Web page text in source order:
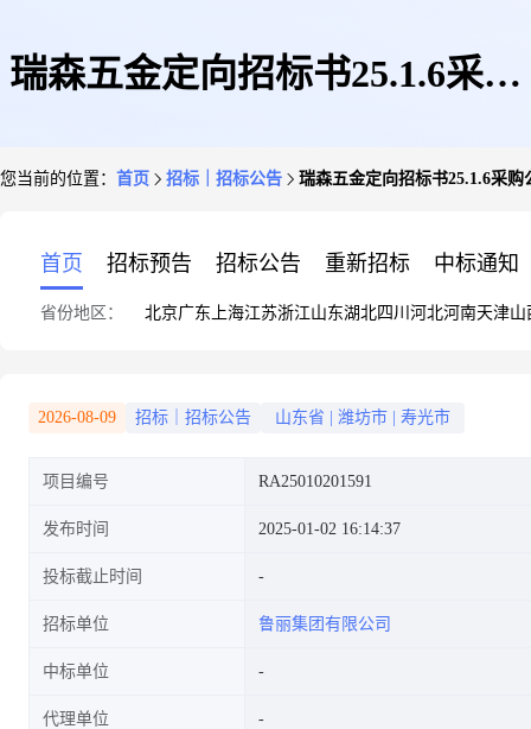
瑞森五金定向招标书25.1.6采购
您当前的位置： 首页 招标｜招标公告 瑞森五金定向招标书25.1.6采
首页 招标预告 招标公告 重新招标 中标通知
省份地区： 北京广东 上海江苏浙江山东湖北四川 河北河南天津山
2026-08-09 招标｜招标公告 山东省 潍坊市 寿光市
项目编号 RA25010201591
发布时间 2025-01-02 16:14:37
投标截止时间
招标单位 鲁丽集团有限公司
中标单位
代理单位